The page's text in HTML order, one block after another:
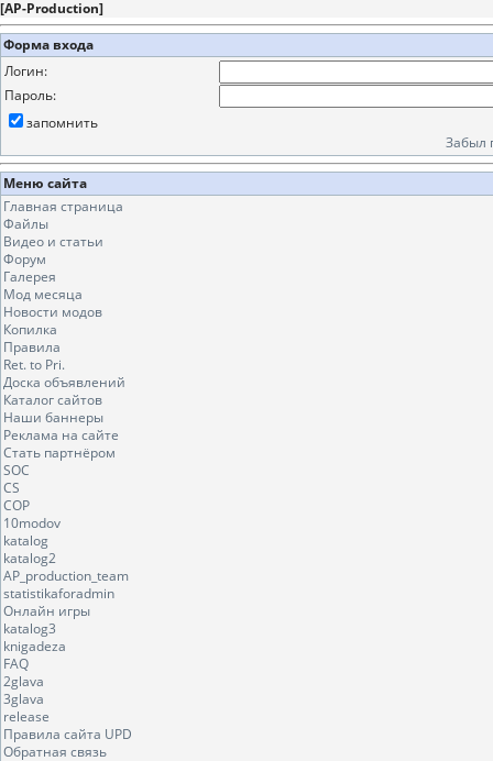
[AP-Production]
Форма входа
Логин:
Пароль:
запомнить
Забыл
Меню сайта
Главная страница
Файлы
Видео и статьи
Форум
Галерея
Мод месяца
Новости модов
Копилка
Правила
Ret. to Pri.
Доска объявлений
Каталог сайтов
Наши баннеры
Реклама на сайте
Стать партнёром
SOC
CS
COP
10modov
katalog
katalog2
AP_production_team
statistikaforadmin
Онлайн игры
katalog3
knigadeza
FAQ
2glava
3glava
release
Правила сайта UPD
Обратная связь